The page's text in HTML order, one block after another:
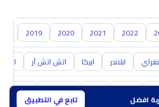
افضل تابع في التطبيق
2022
2021
2020
2019
ابلاندر ابيكا اتش اتش آر اس 10
كيا نيسان مازدا سوزوكي هافال